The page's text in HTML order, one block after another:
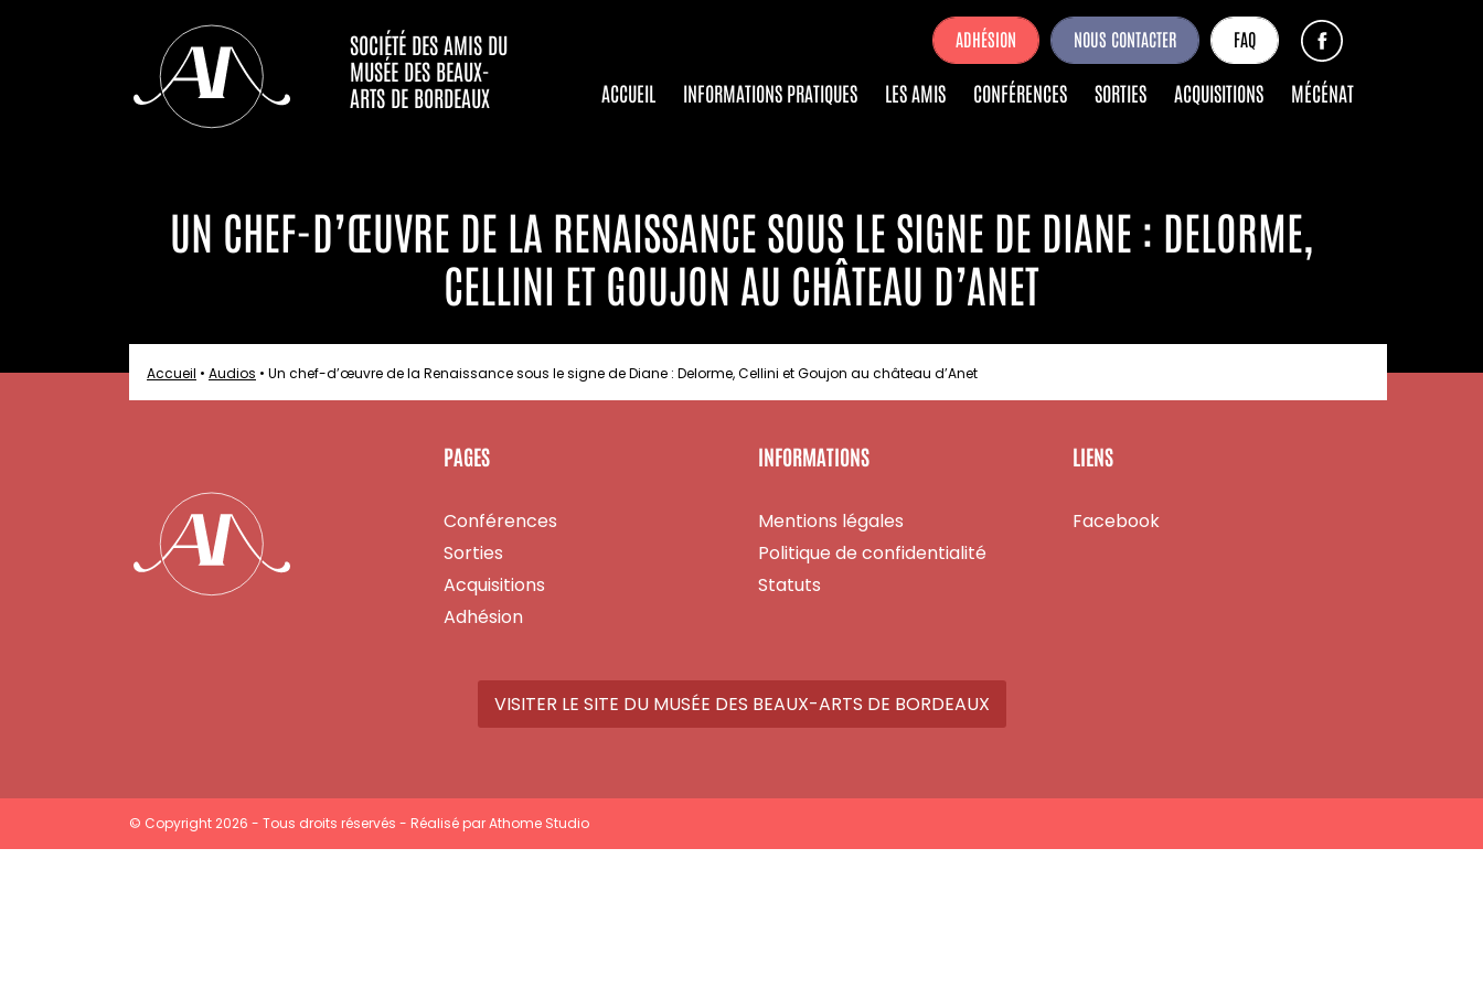
SOCIÉTÉ DES AMIS DU
MUSÉE DES BEAUX-
ARTS DE BORDEAUX
ADHÉSION NOUS CONTACTER FAQ
ACCUEIL INFORMATIONS PRATIQUES LES AMIS CONFÉRENCES SORTIES ACQUISITIONS MÉCÉNAT
UN CHEF-D’ŒUVRE DE LA RENAISSANCE SOUS LE SIGNE DE DIANE : DELORME,
CELLINI ET GOUJON AU CHÂTEAU D’ANET
Accueil • Audios • Un chef-d’œuvre de la Renaissance sous le signe de Diane : Delorme, Cellini et Goujon au château d’Anet
PAGES
Conférences
Sorties
Acquisitions
Adhésion
INFORMATIONS
Mentions légales
Politique de confidentialité
Statuts
LIENS
Facebook
VISITER LE SITE DU MUSÉE DES BEAUX-ARTS DE BORDEAUX
© Copyright 2026 - Tous droits réservés - Réalisé parAthome Studio